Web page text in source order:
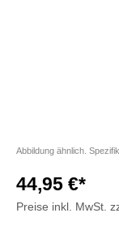
Abbildung ähnlich.
44,95 €*
Preise inkl. MwSt.